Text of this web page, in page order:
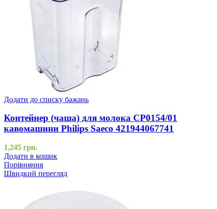
Додати до списку бажань
Контейнер (чаша) для молока CP0154/01
кавомашини Philips Saeco 421944067741
1,245 грн.
Додати в кошик
Порівняння
Швидкий перегляд